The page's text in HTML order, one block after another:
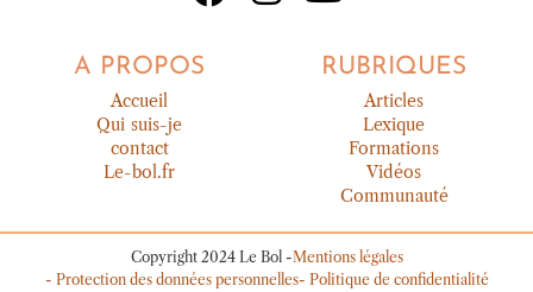
A PROPOS
Accueil
Qui suis-je
contact
Le-bol.fr
RUBRIQUES
Articles
Lexique
Formations
Vidéos
Communauté
Copyright 2024 Le Bol -Mentions légales
- Protection des données personnelles- Politique de confidentialité